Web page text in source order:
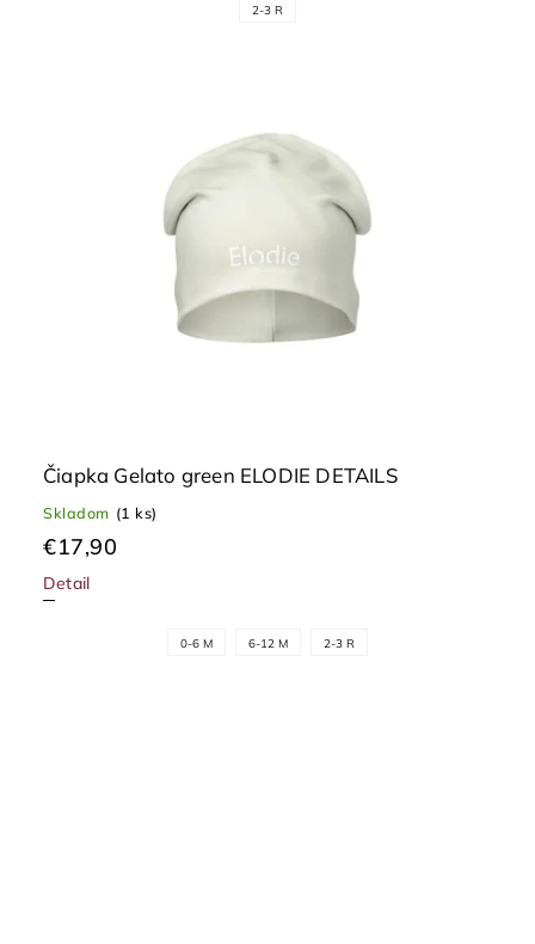
2-3 R
Čiapka Gelato green ELODIE DETAILS
Skladom (1 ks)
€17,90
Detail
0-6 M 6-12 M 2-3 R